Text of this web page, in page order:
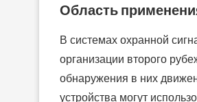
Область
В системах охранной
организации второго
обнаружения в них
устройства могут